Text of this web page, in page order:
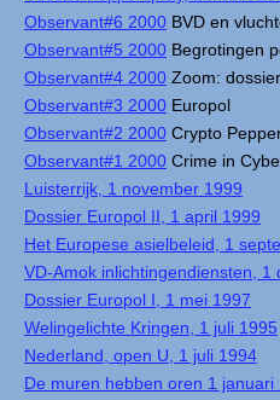
Observant#6 2000 BVD en
Observant#5 2000 Begrotingen
Observant#4 2000 Zoom:
Observant#3 2000 Europol
Observant#2 2000 Crypto
Observant#1 2000 Crime in
Luisterrijk, 1 november 1999
Dossier Europol II, 1 april 1999
Het Europese asielbeleid, 1
VD-Amok inlichtingendiensten, 1
Dossier Europol I, 1 mei 1997
Welingelichte Kringen, 1 juli 1995
Nederland, open U, 1 juli 1994
De muren hebben oren 1 januari